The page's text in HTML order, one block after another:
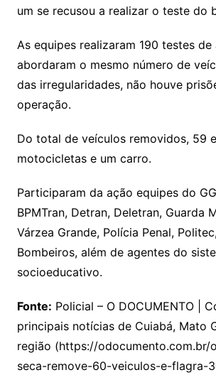
um se recusou a realizar o teste do
As equipes realizaram 190 testes
abordaram o mesmo número de
das irregularidades, não houve
operação.
Do total de veículos removidos, 59
motocicletas e um carro.
Participaram da ação equipes do
BPMTran, Detran, Deletran, Guarda
Várzea Grande, Polícia Penal,
Bombeiros, além de agentes do
socioeducativo.
Fonte: Policial – O DOCUMENTO |
principais notícias de Cuiabá, Mato
região (https://odocumento.com.br/
seca-remove-60-veiculos-e-flagra-